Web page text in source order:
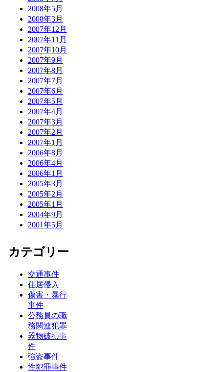
2008年5月
2008年3月
2007年12月
2007年11月
2007年10月
2007年9月
2007年8月
2007年7月
2007年6月
2007年5月
2007年4月
2007年3月
2007年2月
2007年1月
2006年8月
2006年4月
2006年1月
2005年3月
2005年2月
2005年1月
2004年9月
2001年5月
カテゴリー
交通事件
住居侵入
傷害・暴行
事件
公務員の職
務関連犯罪
器物破損事
件
強盗事件
性犯罪事件